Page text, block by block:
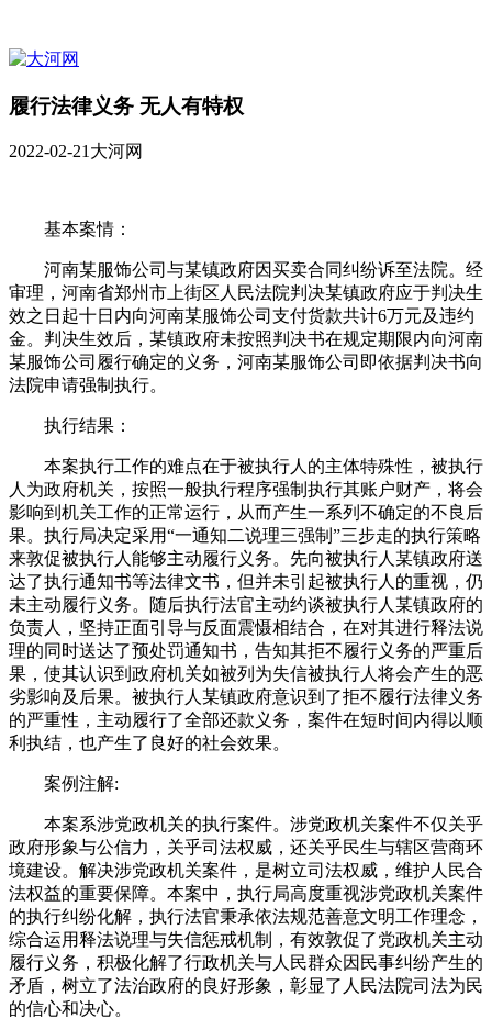
履行法律义务 无人有特权
2022-02-21大河网
基本案情：
河南某服饰公司与某镇政府因买卖合同纠纷诉至法院。经
审理，河南省郑州市上街区人民法院判决某镇政府应于判决生
效之日起十日内向河南某服饰公司支付货款共计6万元及违约
金。判决生效后，某镇政府未按照判决书在规定期限内向河南
某服饰公司履行确定的义务，河南某服饰公司即依据判决书向
法院申请强制执行。
执行结果：
本案执行工作的难点在于被执行人的主体特殊性，被执行
人为政府机关，按照一般执行程序强制执行其账户财产，将会
影响到机关工作的正常运行，从而产生一系列不确定的不良后
果。执行局决定采用“一通知二说理三强制”三步走的执行策略
来敦促被执行人能够主动履行义务。先向被执行人某镇政府送
达了执行通知书等法律文书，但并未引起被执行人的重视，仍
未主动履行义务。随后执行法官主动约谈被执行人某镇政府的
负责人，坚持正面引导与反面震慑相结合，在对其进行释法说
理的同时送达了预处罚通知书，告知其拒不履行义务的严重后
果，使其认识到政府机关如被列为失信被执行人将会产生的恶
劣影响及后果。被执行人某镇政府意识到了拒不履行法律义务
的严重性，主动履行了全部还款义务，案件在短时间内得以顺
利执结，也产生了良好的社会效果。
案例注解:
本案系涉党政机关的执行案件。涉党政机关案件不仅关乎
政府形象与公信力，关乎司法权威，还关乎民生与辖区营商环
境建设。解决涉党政机关案件，是树立司法权威，维护人民合
法权益的重要保障。本案中，执行局高度重视涉党政机关案件
的执行纠纷化解，执行法官秉承依法规范善意文明工作理念，
综合运用释法说理与失信惩戒机制，有效敦促了党政机关主动
履行义务，积极化解了行政机关与人民群众因民事纠纷产生的
矛盾，树立了法治政府的良好形象，彰显了人民法院司法为民
的信心和决心。